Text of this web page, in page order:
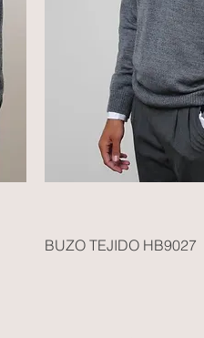
BUZO TEJIDO HB9027